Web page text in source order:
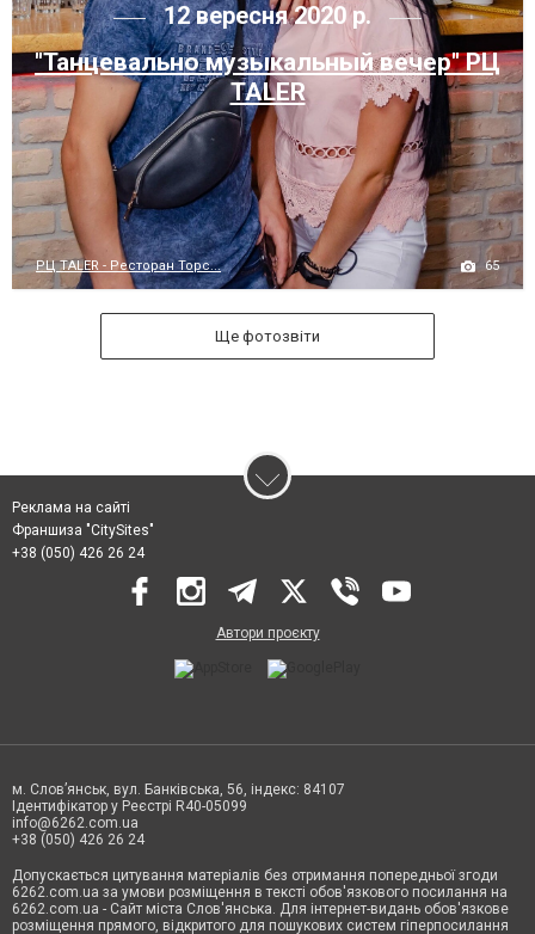
12 вересня 2020 р.
"Танцевально музыкальный вечер" РЦ
TALER
РЦ TALER - Ресторан Торс... 65
Ще фотозвіти
Реклама на сайті
Франшиза "CitySites"
+38 (050) 426 26 24
Автори проєкту
м. Слов’янськ, вул. Банківська, 56, індекс: 84107
Ідентифікатор у Реєстрі R40-05099
info@6262.com.ua
+38 (050) 426 26 24
Допускається цитування матеріалів без отримання попередньої згоди
6262.com.ua за умови розміщення в тексті обов'язкового посилання на
6262.com.ua - Сайт міста Слов'янська. Для інтернет-видань обов'язкове
розміщення прямого, відкритого для пошукових систем гіперпосилання